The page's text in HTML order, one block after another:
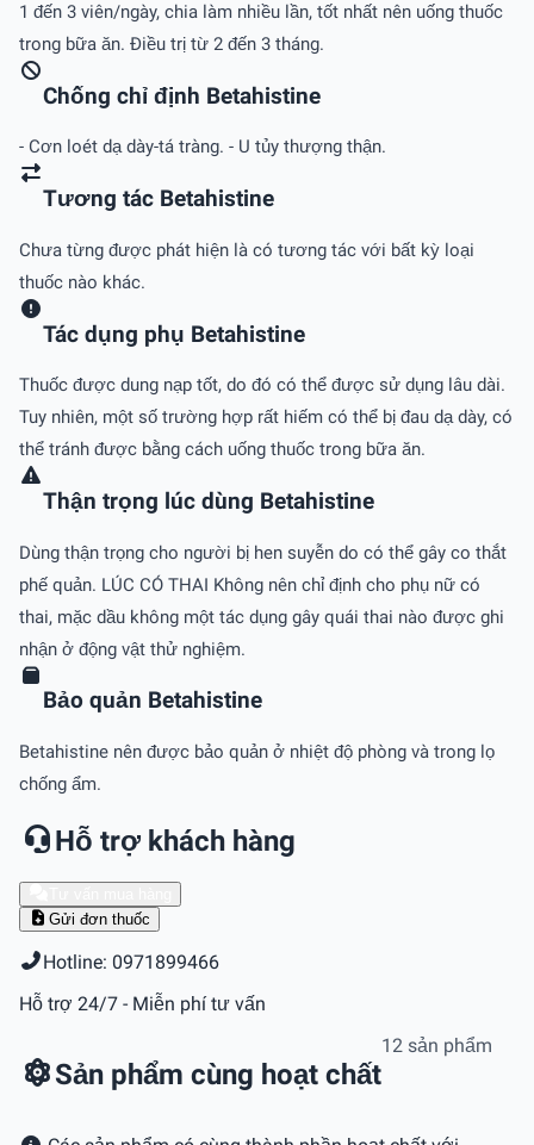
1 đến 3 viên/ngày, chia làm nhiều lần, tốt nhất nên uống thuốc
trong bữa ăn. Ðiều trị từ 2 đến 3 tháng.
Chống chỉ định Betahistine
- Cơn loét dạ dày-tá tràng. - U tủy thượng thận.
Tương tác Betahistine
Chưa từng được phát hiện là có tương tác với bất kỳ loại
thuốc nào khác.
Tác dụng phụ Betahistine
Thuốc được dung nạp tốt, do đó có thể được sử dụng lâu dài.
Tuy nhiên, một số trường hợp rất hiếm có thể bị đau dạ dày, có
thể tránh được bằng cách uống thuốc trong bữa ăn.
Thận trọng lúc dùng Betahistine
Dùng thận trọng cho người bị hen suyễn do có thể gây co thắt
phế quản. LÚC CÓ THAI Không nên chỉ định cho phụ nữ có
thai, mặc dầu không một tác dụng gây quái thai nào được ghi
nhận ở động vật thử nghiệm.
Bảo quản Betahistine
Betahistine nên được bảo quản ở nhiệt độ phòng và trong lọ
chống ẩm.
Hỗ trợ khách hàng
Gửi đơn thuốc
Hotline: 0971899466
Hỗ trợ 24/7 - Miễn phí tư vấn
Sản phẩm cùng hoạt chất
12 sản phẩm